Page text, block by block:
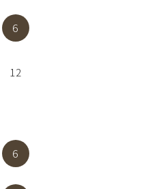
6
12
6